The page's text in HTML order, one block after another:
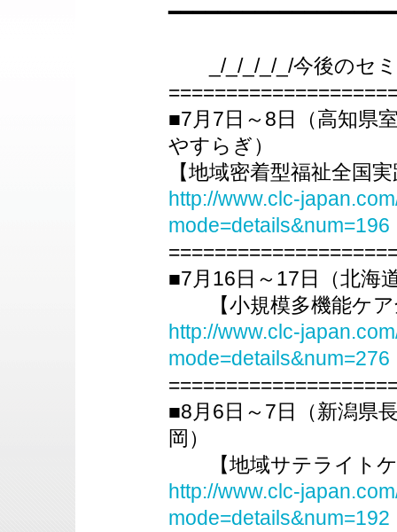
_/_/_/_/_/今後のセミ
■7月7日～8日（高知県
やすらぎ）
【地域密着型福祉全国
http://www.clc-
mode=details&num=196
■7月16日～17日（北海
【小規模多機能ケア
http://www.clc-
mode=details&num=276
■8月6日～7日（新潟県
岡）
【地域サテライトケ
http://www.clc-
mode=details&num=192